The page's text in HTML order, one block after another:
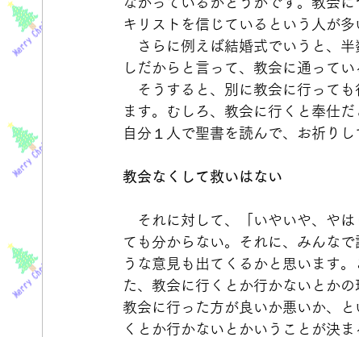
キリストを信じているという人が多
さらに例えば結婚式でいうと、半
しだからと言って、教会に通ってい
そうすると、別に教会に行っても
ます。むしろ、教会に行くと奉仕
自分１人で聖書を読んで、お祈り
教会なくして救いはない
それに対して、「いやいや、やは
ても分からない。それに、みんな
うな意見も出てくるかと思います
た、教会に行くとか行かないとか
教会に行った方が良いか悪いか、
くとか行かないとかいうことが決